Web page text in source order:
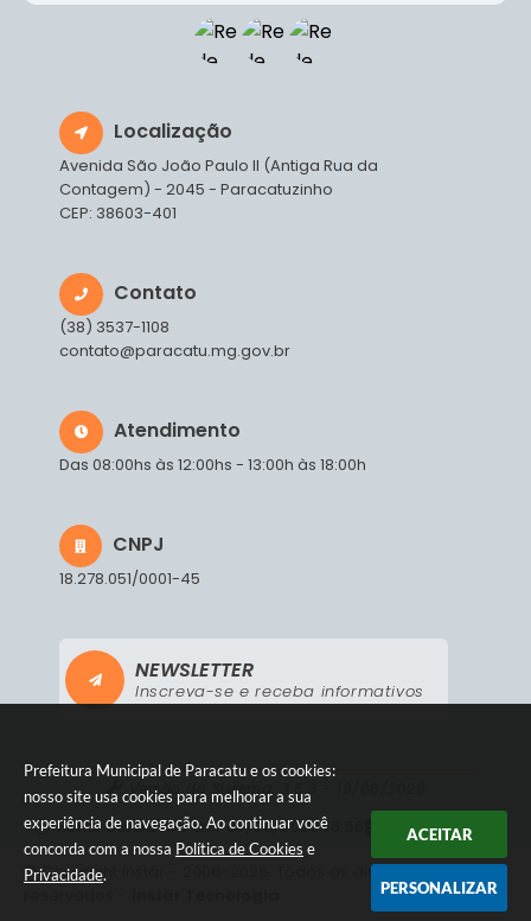
Prefeitura Municipal de Paracatu e os cookies:
nosso site usa cookies para melhorar a sua
experiência de navegação. Ao continuar você
concorda com a nossa Política de Cookies e
Privacidade.
ACEITAR
PERSONALIZAR
Localização
Avenida São João Paulo II (Antiga Rua da
Contagem) - 2045 - Paracatuzinho
CEP: 38603-401
Contato
(38) 3537-1108
contato@paracatu.mg.gov.br
Atendimento
Das 08:00hs às 12:00hs - 13:00h às 18:00h
CNPJ
18.278.051/0001-45
NEWSLETTER
Inscreva-se e receba informativos
Versão do Sistema:
Portal atualizado em:05/08/2026 16:56 Dados Abertos
© Copyright Instar - 2006-2026. Todos os direitos